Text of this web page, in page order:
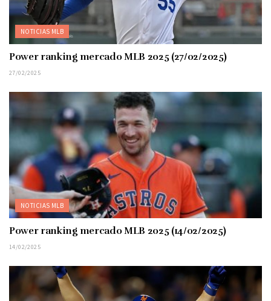
NOTICIAS MLB
Power ranking mercado MLB 2025 (27/02/2025)
27/02/2025
NOTICIAS MLB
Power ranking mercado MLB 2025 (14/02/2025)
14/02/2025